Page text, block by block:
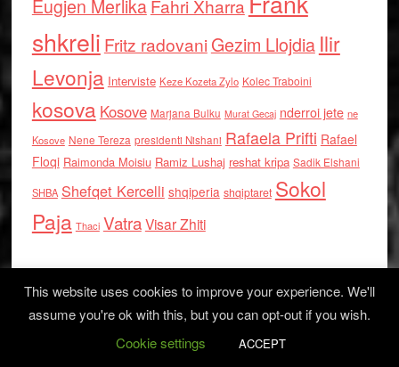
Eugjen MerlikaFahri Xharra
shkreli Fritz radovaniGezim Llojdia Ilir
Levonja Interviste Keze Kozeta Zylo Kolec Traboini
kosova Kosove Marjana Bulku Murat Gecaj nderroi jete ne
Kosove Nene Tereza presidenti Nishani Rafaela Prifti Rafael
Floqi Raimonda Moisiu Ramiz Lushaj reshat kripa Sadik Elshani
SHBA Shefqet Kercelli shqiperia shqiptaret Sokol
Paja Thaci VatraVisar Zhiti
Log in
This website uses cookies to improve your experience. We'll
assume you're ok with this, but you can opt-out if you wish.
Cookie settings
ACCEPT